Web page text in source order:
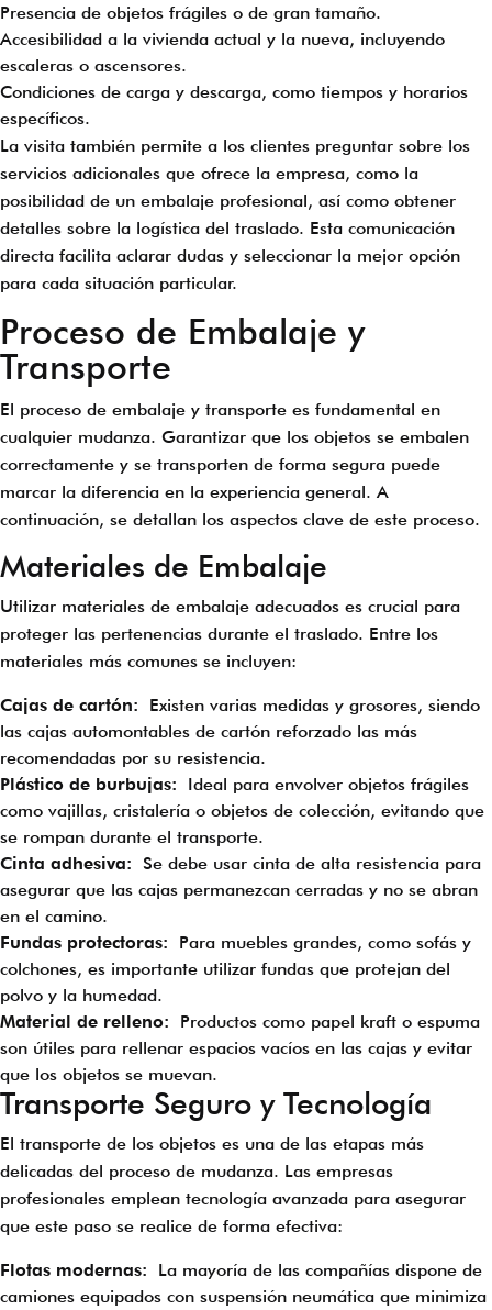
Presencia de objetos frágiles o de gran tamaño.
Accesibilidad a la vivienda actual y la nueva, incluyendo
escaleras o ascensores.
Condiciones de carga y descarga, como tiempos y horarios
específicos.
La visita también permite a los clientes preguntar sobre los
servicios adicionales que ofrece la empresa, como la
posibilidad de un embalaje profesional, así como obtener
detalles sobre la logística del traslado. Esta comunicación
directa facilita aclarar dudas y seleccionar la mejor opción
para cada situación particular.
Proceso de Embalaje y
Transporte
El proceso de embalaje y transporte es fundamental en
cualquier mudanza. Garantizar que los objetos se embalen
correctamente y se transporten de forma segura puede
marcar la diferencia en la experiencia general. A
continuación, se detallan los aspectos clave de este proceso.
Materiales de Embalaje
Utilizar materiales de embalaje adecuados es crucial para
proteger las pertenencias durante el traslado. Entre los
materiales más comunes se incluyen:
Cajas de cartón: Existen varias medidas y grosores, siendo
las cajas automontables de cartón reforzado las más
recomendadas por su resistencia.
Plástico de burbujas: Ideal para envolver objetos frágiles
como vajillas, cristalería o objetos de colección, evitando que
se rompan durante el transporte.
Cinta adhesiva: Se debe usar cinta de alta resistencia para
asegurar que las cajas permanezcan cerradas y no se abran
en el camino.
Fundas protectoras: Para muebles grandes, como sofás y
colchones, es importante utilizar fundas que protejan del
polvo y la humedad.
Material de relleno: Productos como papel kraft o espuma
son útiles para rellenar espacios vacíos en las cajas y evitar
que los objetos se muevan.
Transporte Seguro y Tecnología
El transporte de los objetos es una de las etapas más
delicadas del proceso de mudanza. Las empresas
profesionales emplean tecnología avanzada para asegurar
que este paso se realice de forma efectiva:
Flotas modernas: La mayoría de las compañías dispone de
camiones equipados con suspensión neumática que minimiza